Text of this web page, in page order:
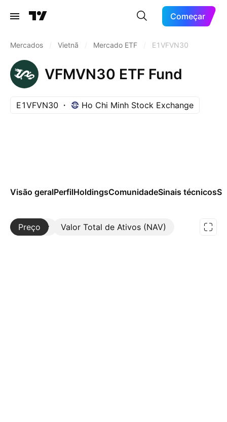
Começar
Mercados Vietnã Mercado ETF E1VFVN30
VFMVN30 ETF Fund
E1VFVN30 Ho Chi Minh Stock Exchange
Visão geralPerfilHoldingsComunidadeSinais técnicos
Preço Valor Total de Ativos (NAV)
Mais